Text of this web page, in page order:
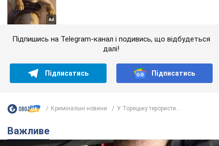
Підпишись на Telegram-канал і подивись, що відбудеться
далі!
Підписатись Підписатись
Кримінальні новини У Торецьку терористи...
Важливе